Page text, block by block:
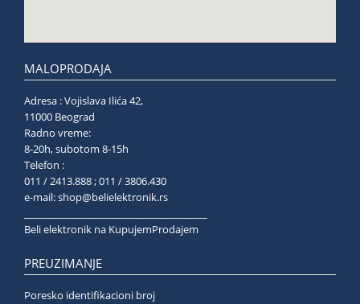
MALOPRODAJA
Adresa : Vojislava Ilića 42,
11000 Beograd
Radno vreme:
8-20h, subotom 8-15h
Telefon :
011 / 2413.888 ; 011 / 3806.430
e-mail:shop@belielektronik.rs
Beli elektronik na KupujemProdajem
PREUZIMANJE
Poresko identifikacioni broj